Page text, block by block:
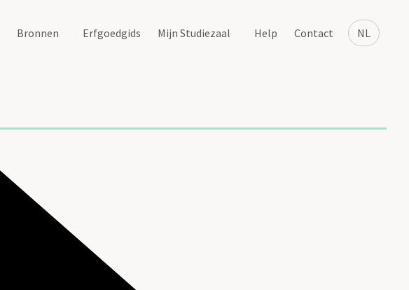
NL
Bronnen Erfgoedgids Mijn Studiezaal Help Contact